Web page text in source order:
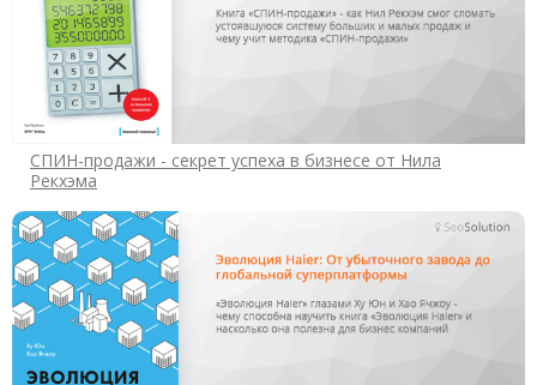
СПИН-продажи - секрет успеха в бизнесе от Нила
Рекхэма